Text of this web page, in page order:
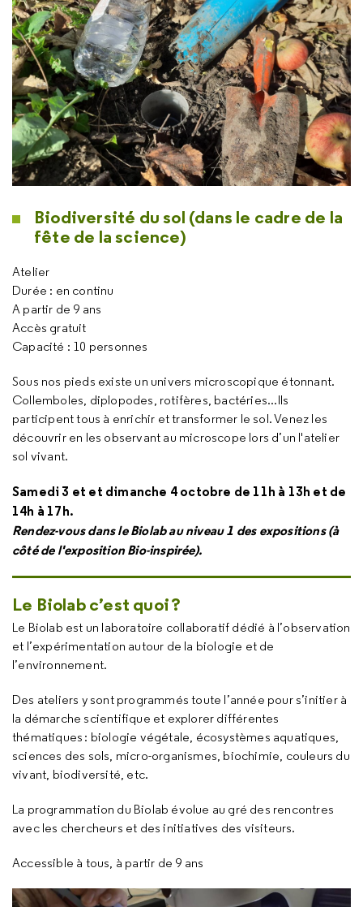
Biodiversité du sol (dans le cadre de la
fête de la science)
Atelier
Durée : en continu
A partir de 9 ans
Accès gratuit
Capacité : 10 personnes
Sous nos pieds existe un univers microscopique étonnant.
Collemboles, diplopodes, rotifères, bactéries...Ils
participent tous à enrichir et transformer le sol. Venez les
découvrir en les observant au microscope lors d’un l'atelier
sol vivant.
Samedi 3 et et dimanche 4 octobre de 11h à 13h et de
14h à 17h.
Rendez-vous dans le Biolab au niveau 1 des expositions (à
côté de l'exposition Bio-inspirée).
Le Biolab c’est quoi ?
Le Biolab est un laboratoire collaboratif dédié à l’observation
et l’expérimentation autour de la biologie et de
l’environnement.
Des ateliers y sont programmés toute l’année pour s’initier à
la démarche scientifique et explorer différentes
thématiques : biologie végétale, écosystèmes aquatiques,
sciences des sols, micro-organismes, biochimie, couleurs du
vivant, biodiversité, etc.
La programmation du Biolab évolue au gré des rencontres
avec les chercheurs et des initiatives des visiteurs.
Accessible à tous, à partir de 9 ans